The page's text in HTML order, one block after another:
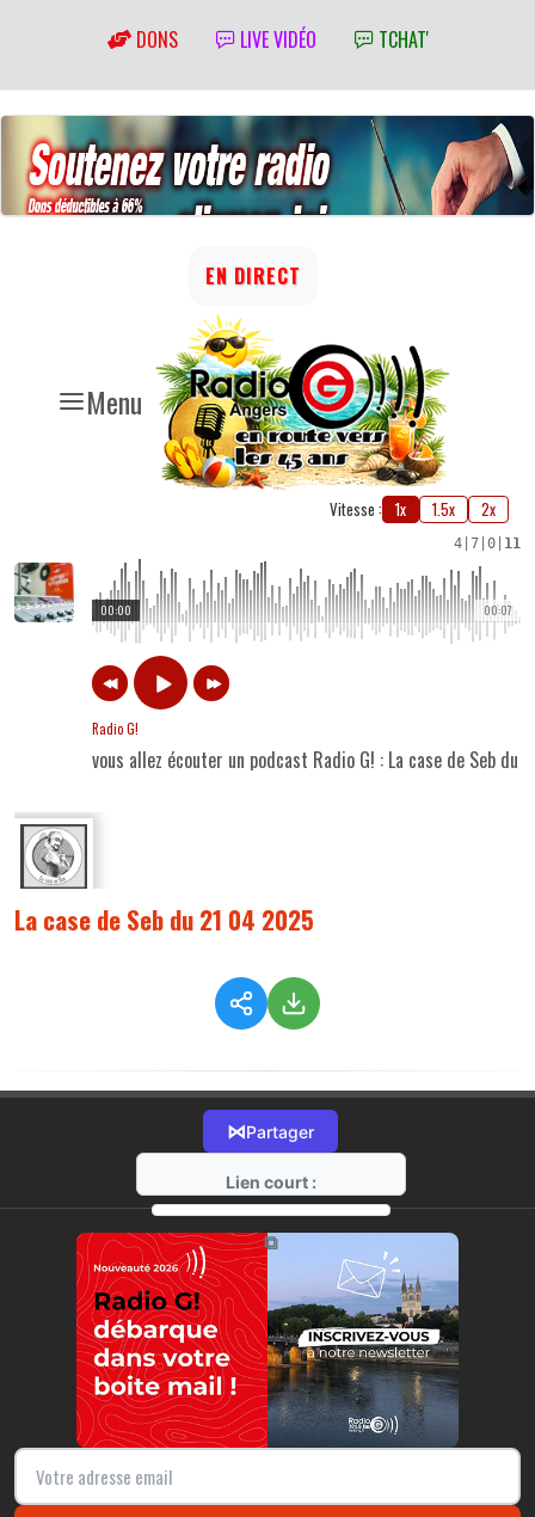
DONS LIVE VIDÉO TCHAT'
Menu
EN DIRECT
Vitesse : 1x 1.5x 2x
4 7 0 11
00:07
00:00
Radio G!
vous allez écouter un podcast Radio G! : La case de Seb du
La case de Seb du 21 04 2025
⋈Partager
Lien court :
https://radio-g.fr?17497
⧉